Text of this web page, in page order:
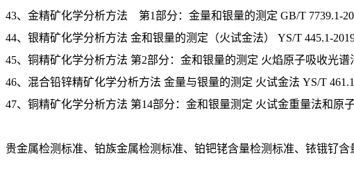
43、金精矿化学分析方法 第1部分：金量和银量的测定 GB/T 7739.1-
44、银精矿化学分析方法 金和银量的测定（火试金法） YS/T 445.1-
45、铜精矿化学分析方法 第2部分：金和银量的测定 火焰原子吸收光谱
46、混合铅锌精矿化学分析方法 金量与银量的测定 火试金法 YS/T
47、铜精矿化学分析方法 第14部分：金和银量测定 火试金重量法和原
贵金属检测标准、铂族金属检测标准、铂钯铑含量检测标准、铱锇钌含